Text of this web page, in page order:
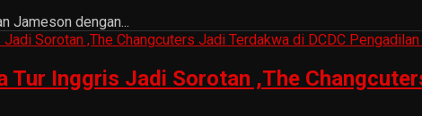
Jameson dengan...
Tur Inggris Jadi Sorotan ,The